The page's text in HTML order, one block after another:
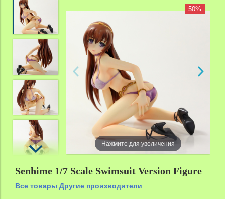
50%
Нажмите для увеличения
Senhime 1/7 Scale Swimsuit Version Figure
Все товары Другие производители